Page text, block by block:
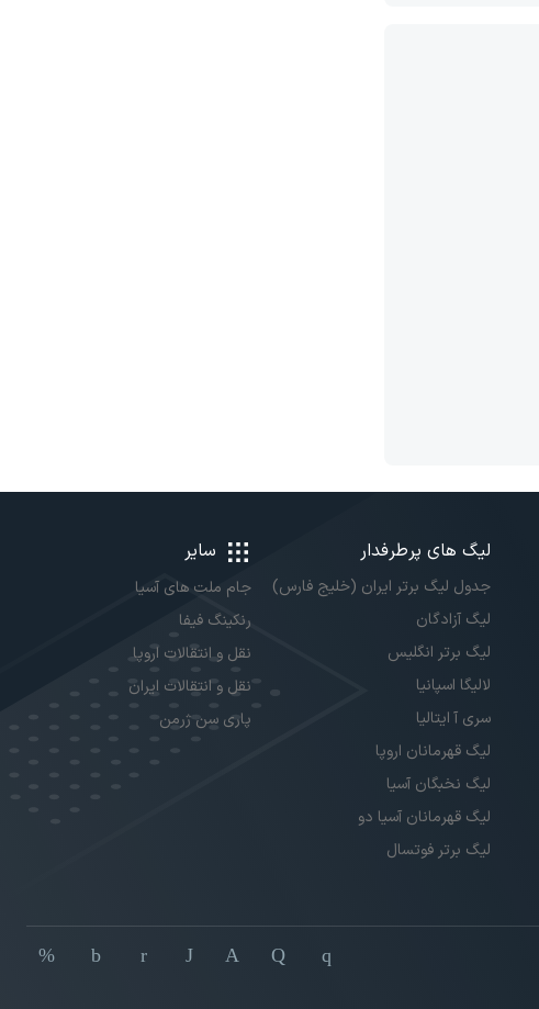
لیگ های پرطرفدار
جدول لیگ برتر ایران (خلیج فارس)
لیگ آزادگان
لیگ برتر انگلیس
لالیگا اسپانیا
سری آ ایتالیا
لیگ قهرمانان اروپا
لیگ نخبگان آسیا
لیگ قهرمانان آسیا دو
لیگ برتر فوتسال
سایر
جام ملت های آسیا
رنکینگ فیفا
نقل و انتقالات اروپا
نقل و انتقالات ایران
پاری سن ژرمن